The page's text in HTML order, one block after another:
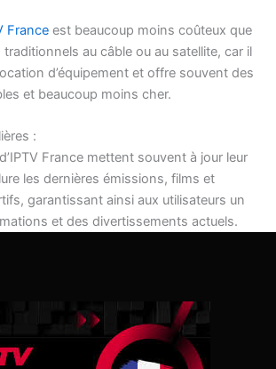
France est beaucoup moins coûteux que
au câble ou au satellite, car il
d’équipement et offre souvent des
et beaucoup moins cher.
:
France mettent souvent à jour leur
les dernières émissions, films et
garantissant ainsi aux utilisateurs un
et des divertissements actuels.